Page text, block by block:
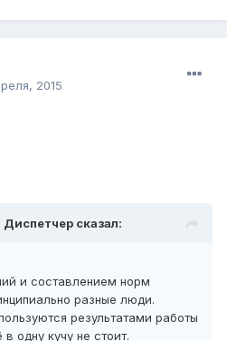
2015
Диспетчер сказал:
и составлением норм
разные люди.
результатами работы
одну кучу не стоит.